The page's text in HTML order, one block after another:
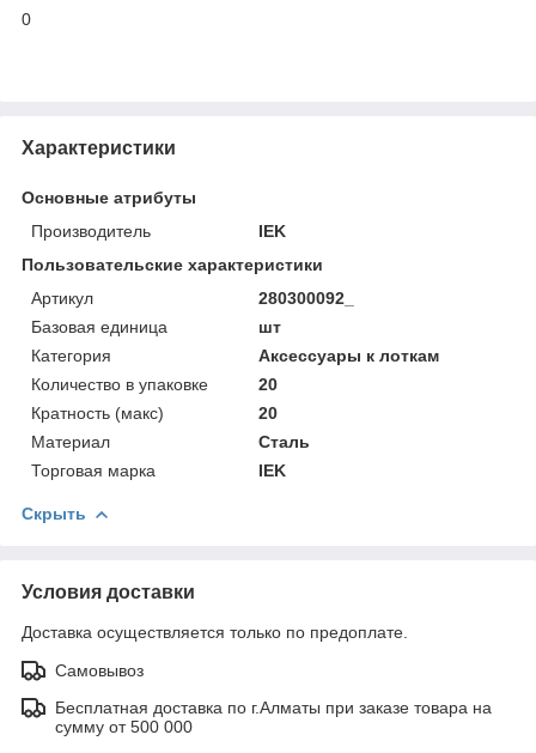
0
Характеристики
Основные атрибуты
Производитель
IEK
Пользовательские характеристики
Артикул
280300092_
Базовая единица
шт
Категория
Аксессуары к лоткам
Количество в упаковке
20
Кратность (макс)
20
Материал
Сталь
Торговая марка
IEK
Скрыть
Условия доставки
Доставка осуществляется только по предоплате.
Самовывоз
Бесплатная доставка по г.Алматы при заказе товара на
сумму от 500 000